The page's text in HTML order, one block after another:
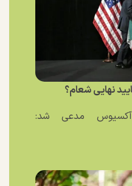
نهایی شعام؟
آکسیوس مدعی شد: